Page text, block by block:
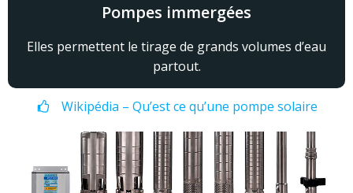
Pompes immergées
Elles permettent le tirage de grands volumes d’eau
partout.
Wikipédia – Qu’est ce qu’une pompe solaire